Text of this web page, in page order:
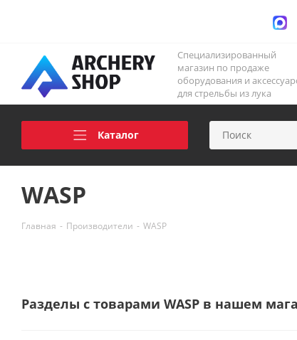
Специализированный
магазин по продаже
оборудования и
для стрельбы из лука
Каталог
WASP
Главная - Производители - WASP
Разделы с товарами WASP в нашем